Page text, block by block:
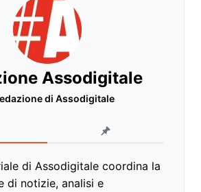
Assodigitale
di Assodigitale
di Assodigitale coordina la
di notizie, analisi e